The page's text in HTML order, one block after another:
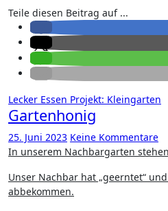
Teile diesen Beitrag auf ...
Lecker Essen Projekt: Kleingarten
Gartenhonig
25. Juni 2023 Keine Kommentare
In unserem Nachbargarten
Unser Nachbar hat „geerntet“
abbekommen.